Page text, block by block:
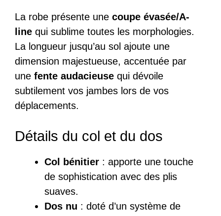
La robe présente une coupe évasée/A-
line qui sublime toutes les morphologies.
La longueur jusqu’au sol ajoute une
dimension majestueuse, accentuée par
une fente audacieuse qui dévoile
subtilement vos jambes lors de vos
déplacements.
Détails du col et du dos
Col bénitier : apporte une touche
de sophistication avec des plis
suaves.
Dos nu : doté d’un système de